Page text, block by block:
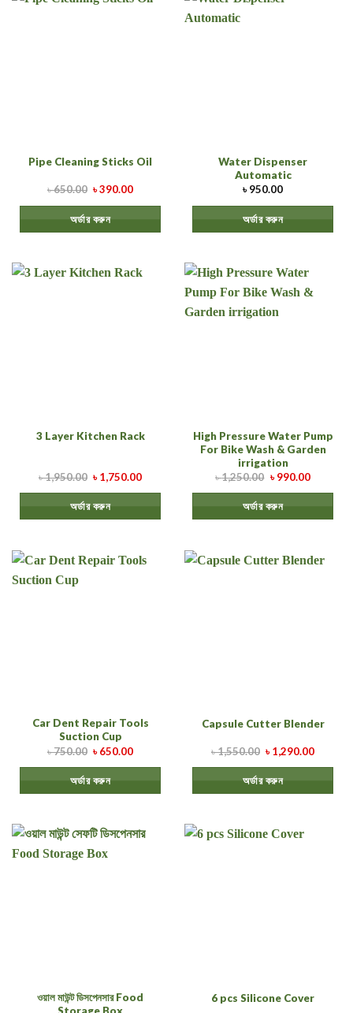
Pipe Cleaning Sticks Oil
৳650.00 ৳390.00
অর্ডার করুন
Water Dispenser
Automatic
৳950.00
অর্ডার করুন
3 Layer Kitchen Rack
৳1,950.00 ৳1,750.00
অর্ডার করুন
High Pressure Water Pump
For Bike Wash & Garden
irrigation
৳1,250.00 ৳990.00
অর্ডার করুন
Car Dent Repair Tools
Suction Cup
৳750.00 ৳650.00
অর্ডার করুন
Capsule Cutter Blender
৳1,550.00 ৳1,290.00
অর্ডার করুন
ওয়াল মাউন্ট ডিসপেনসার Food
6 pcs Silicone Cover